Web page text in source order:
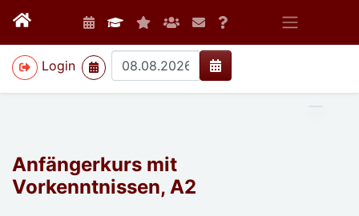
Login
>
Anfängerkurs mit
Vorkenntnissen, A2